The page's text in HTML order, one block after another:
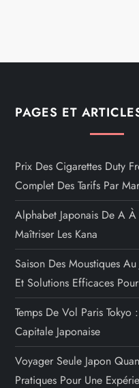
PAGES ET
Prix Des Cigarettes Duty
Complet Des Tarifs Par
Alphabet Japonais De A
Maîtriser Les Kana
Saison Des Moustiques
Et Solutions Efficaces
Temps De Vol Paris
Capitale Japonaise
Voyager Seule Japon
Pratiques Pour Une